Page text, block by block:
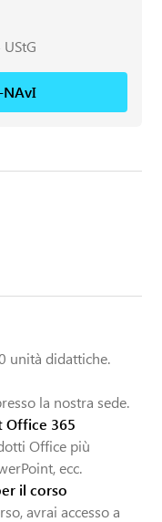
unità didattiche.
la nostra sede.
Office 365
Office più
ecc.
il corso
avrai accesso a